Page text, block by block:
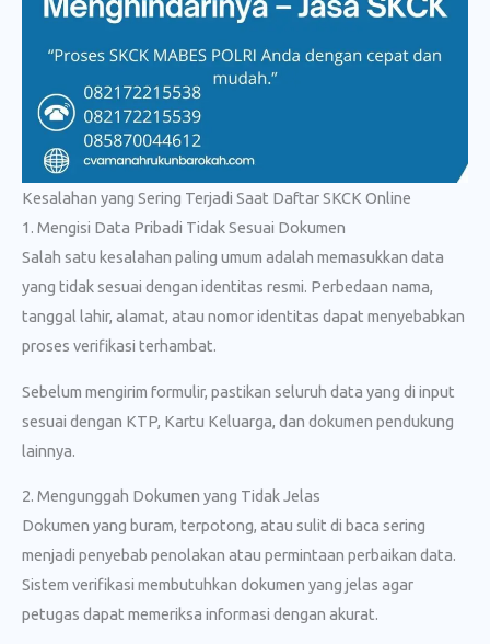
Kesalahan yang Sering Terjadi Saat Daftar SKCK Online
1. Mengisi Data Pribadi Tidak Sesuai Dokumen
Salah satu kesalahan paling umum adalah memasukkan data
yang tidak sesuai dengan identitas resmi. Perbedaan nama,
tanggal lahir, alamat, atau nomor identitas dapat menyebabkan
proses verifikasi terhambat.
Sebelum mengirim formulir, pastikan seluruh data yang di input
sesuai dengan KTP, Kartu Keluarga, dan dokumen pendukung
lainnya.
2. Mengunggah Dokumen yang Tidak Jelas
Dokumen yang buram, terpotong, atau sulit di baca sering
menjadi penyebab penolakan atau permintaan perbaikan data.
Sistem verifikasi membutuhkan dokumen yang jelas agar
petugas dapat memeriksa informasi dengan akurat.